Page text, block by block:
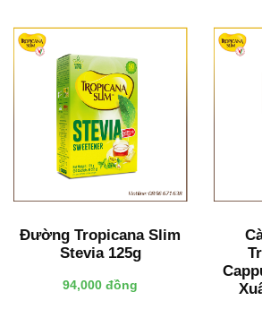
Đường Tropicana Slim
Stevia 125g
94,000 đồng